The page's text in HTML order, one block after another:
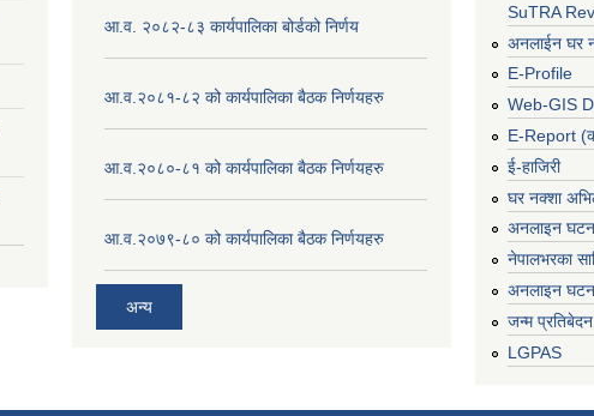
आ.व. २०८२-८३ कार्यपालिका बोर्डको निर्णय
आ.व.२०८१-८२ को कार्यपालिका बैठक निर्णयहरु
आ.व.२०८०-८१ को कार्यपालिका बैठक निर्णयहरु
आ.व.२०७९-८० को कार्यपालिका बैठक निर्णयहरु
अन्य
SuTRA
अनलाईन घर
E-Profile
Web-GIS
E-Report
ई-हाजिरी
घर नक्शा
अनलाइन
नेपालभरका
अनलाइन घटना
जन्म
LGPAS